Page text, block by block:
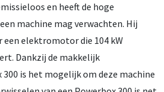
en heeft de hoge
machine mag verwachten. Hij
een elektromotor die 104 kW
Dankzij de makkelijk
is het mogelijk om deze machine